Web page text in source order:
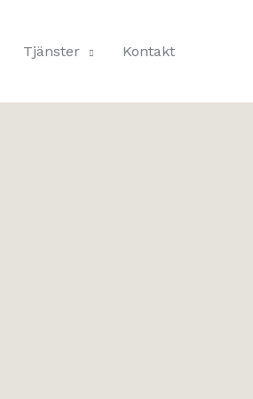
Tjänster Kontakt